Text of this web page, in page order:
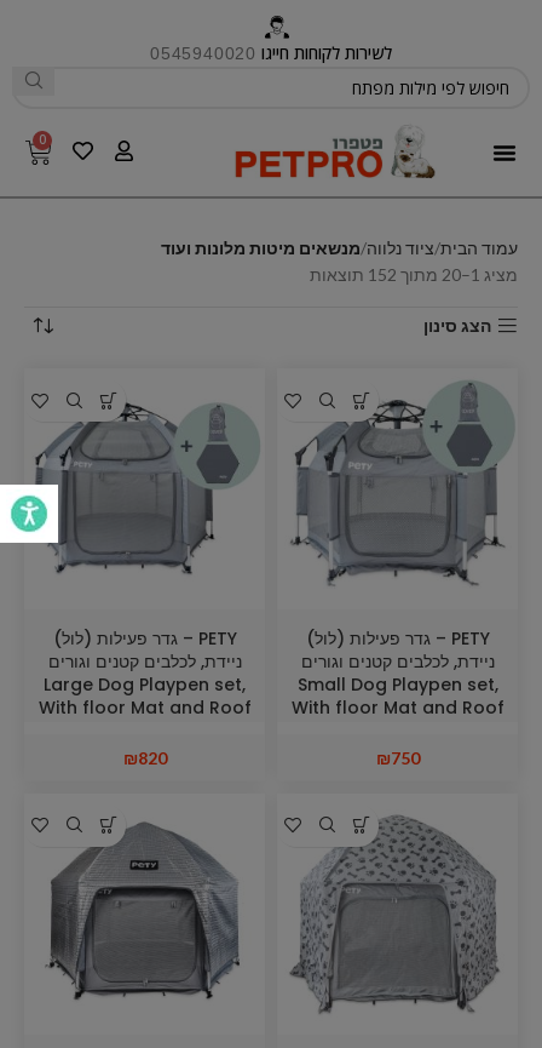
לשירות לקוחות חייגו 0545940020
0
עמוד הבית ציוד נלווה מנשאים מיטות מלונות ועוד
מציג 1–20 מתוך 152 תוצאות
הצג סינון
PETY – גדר פעילות (לול)
ניידת, לכלבים קטנים וגורים
Small Dog Playpen set,
With floor Mat and Roof
₪750
PETY – גדר פעילות (לול)
ניידת, לכלבים קטנים וגורים
Large Dog Playpen set,
With floor Mat and Roof
₪820